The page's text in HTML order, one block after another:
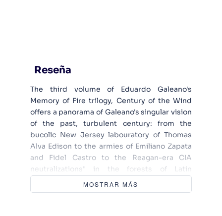
Reseña
The third volume of Eduardo Galeano's
Memory of Fire trilogy, Century of the Wind
offers a panorama of Galeano's singular vision
of the past, turbulent century: from the
bucolic New Jersey labouratory of Thomas
Alva Edison to the armies of Emiliano Zapata
and Fidel Castro to the Reagan-era CIA
neutralizations" in the forests of Latin
America. Dizzying, enraging, and beautifully
written, Century of the Wind is a sweeping
MOSTRAR MÁS